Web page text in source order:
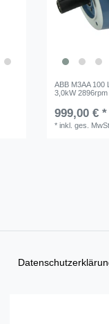
ABB M3AA 100
3,0kW
999,00 € *
*inkl. ges. MwSt.